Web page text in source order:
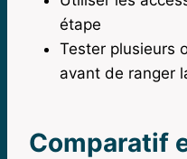
étape
Tester plusieurs
avant de ranger
Comparatif